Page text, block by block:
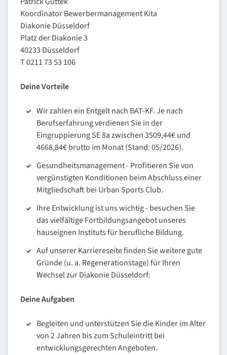
Koordinator Bewerbermanagement Kita
Diakonie Düsseldorf
Platz der Diakonie 3
40233 Düsseldorf
T 0211 73 53 106
Deine Vorteile
Wir zahlen ein Entgelt nach BAT-KF. Je nach
Berufserfahrung verdienen Sie in der
Eingruppierung SE 8a zwischen 3509,44€ und
4668,84€ brutto im Monat (Stand: 05/2026).
Gesundheitsmanagement - Profitieren Sie von
vergünstigten Konditionen beim Abschluss einer
Mitgliedschaft bei Urban Sports Club.
Ihre Entwicklung ist uns wichtig - besuchen Sie
das vielfältige Fortbildungsangebot unseres
hauseignen Instituts für berufliche Bildung.
Auf unserer Karriereseite finden Sie weitere gute
Gründe (u. a. Regenerationstage) für Ihren
Wechsel zur Diakonie Düsseldorf:
Deine Aufgaben
Begleiten und unterstützen Sie die Kinder im Alter
von 2 Jahren bis zum Schuleintritt bei
entwicklungsgerechten Angeboten.